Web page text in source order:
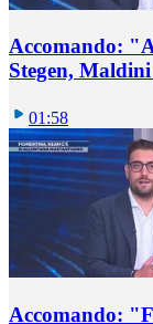
Accomando:
Stegen,
01:58
Accomando: